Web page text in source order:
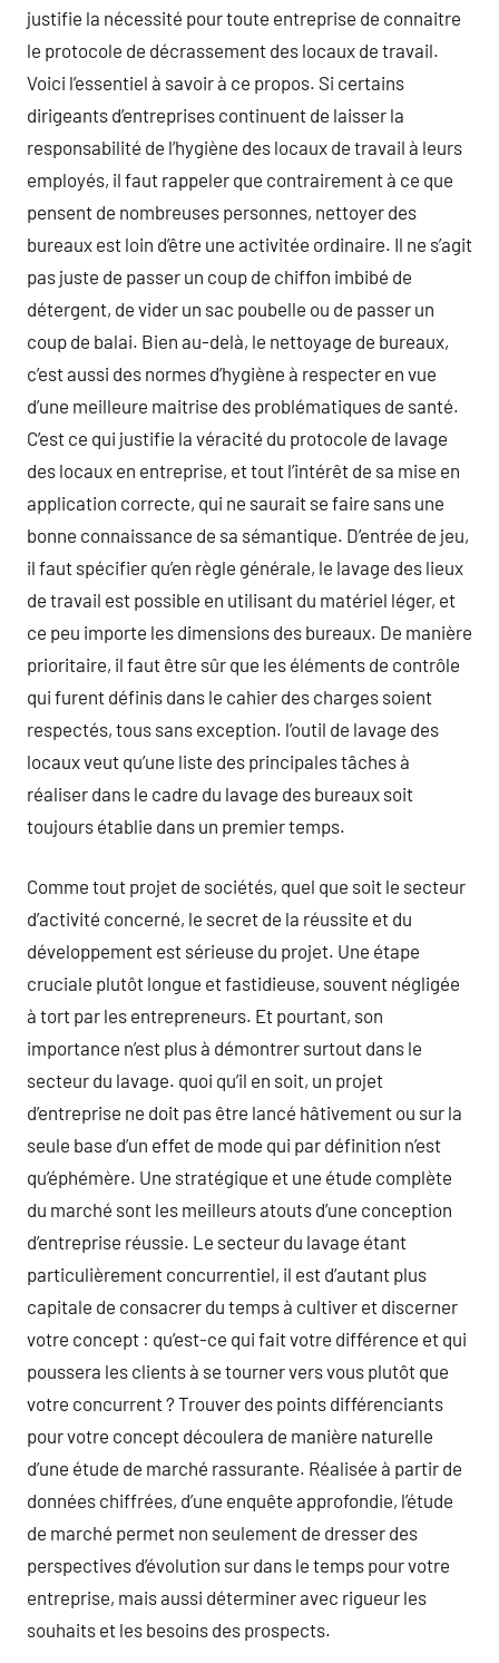
justifie la nécessité pour toute entreprise de connaitre
le protocole de décrassement des locaux de travail.
Voici l’essentiel à savoir à ce propos. Si certains
dirigeants d’entreprises continuent de laisser la
responsabilité de l’hygiène des locaux de travail à leurs
employés, il faut rappeler que contrairement à ce que
pensent de nombreuses personnes, nettoyer des
bureaux est loin d’être une activitée ordinaire. Il ne s’agit
pas juste de passer un coup de chiffon imbibé de
détergent, de vider un sac poubelle ou de passer un
coup de balai. Bien au-delà, le nettoyage de bureaux,
c’est aussi des normes d’hygiène à respecter en vue
d’une meilleure maitrise des problématiques de santé.
C’est ce qui justifie la véracité du protocole de lavage
des locaux en entreprise, et tout l’intérêt de sa mise en
application correcte, qui ne saurait se faire sans une
bonne connaissance de sa sémantique. D’entrée de jeu,
il faut spécifier qu’en règle générale, le lavage des lieux
de travail est possible en utilisant du matériel léger, et
ce peu importe les dimensions des bureaux. De manière
prioritaire, il faut être sûr que les éléments de contrôle
qui furent définis dans le cahier des charges soient
respectés, tous sans exception. l’outil de lavage des
locaux veut qu’une liste des principales tâches à
réaliser dans le cadre du lavage des bureaux soit
toujours établie dans un premier temps.
Comme tout projet de sociétés, quel que soit le secteur
d’activité concerné, le secret de la réussite et du
développement est sérieuse du projet. Une étape
cruciale plutôt longue et fastidieuse, souvent négligée
à tort par les entrepreneurs. Et pourtant, son
importance n’est plus à démontrer surtout dans le
secteur du lavage. quoi qu’il en soit, un projet
d’entreprise ne doit pas être lancé hâtivement ou sur la
seule base d’un effet de mode qui par définition n’est
qu’éphémère. Une stratégique et une étude complète
du marché sont les meilleurs atouts d’une conception
d’entreprise réussie. Le secteur du lavage étant
particulièrement concurrentiel, il est d’autant plus
capitale de consacrer du temps à cultiver et discerner
votre concept : qu’est-ce qui fait votre différence et qui
poussera les clients à se tourner vers vous plutôt que
votre concurrent ? Trouver des points différenciants
pour votre concept découlera de manière naturelle
d’une étude de marché rassurante. Réalisée à partir de
données chiffrées, d’une enquête approfondie, l’étude
de marché permet non seulement de dresser des
perspectives d’évolution sur dans le temps pour votre
entreprise, mais aussi déterminer avec rigueur les
souhaits et les besoins des prospects.